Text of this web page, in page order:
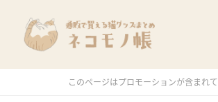
猫グッズ一覧
メーカー別
価格別
このページはプロモーションが含まれ